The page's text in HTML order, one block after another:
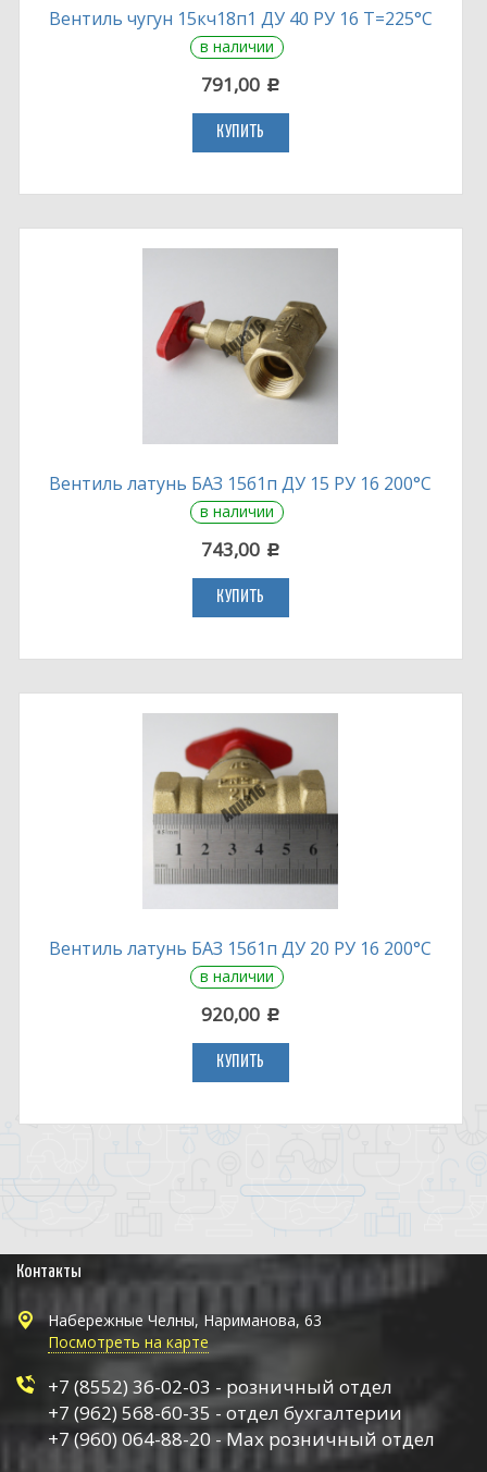
Вентиль чугун 15кч18п1 ДУ 40 РУ 16 Т=225°С
в наличии
791,00 c
КУПИТЬ
Вентиль латунь БАЗ 15б1п ДУ 15 РУ 16 200°С
в наличии
743,00 c
КУПИТЬ
Вентиль латунь БАЗ 15б1п ДУ 20 РУ 16 200°С
в наличии
920,00 c
КУПИТЬ
Контакты
Набережные Челны, Нариманова, 63
Посмотреть на карте
+7 (8552) 36-02-03 - розничный отдел
+7 (962) 568-60-35 - отдел бухгалтерии
+7 (960) 064-88-20 - Max розничный отдел